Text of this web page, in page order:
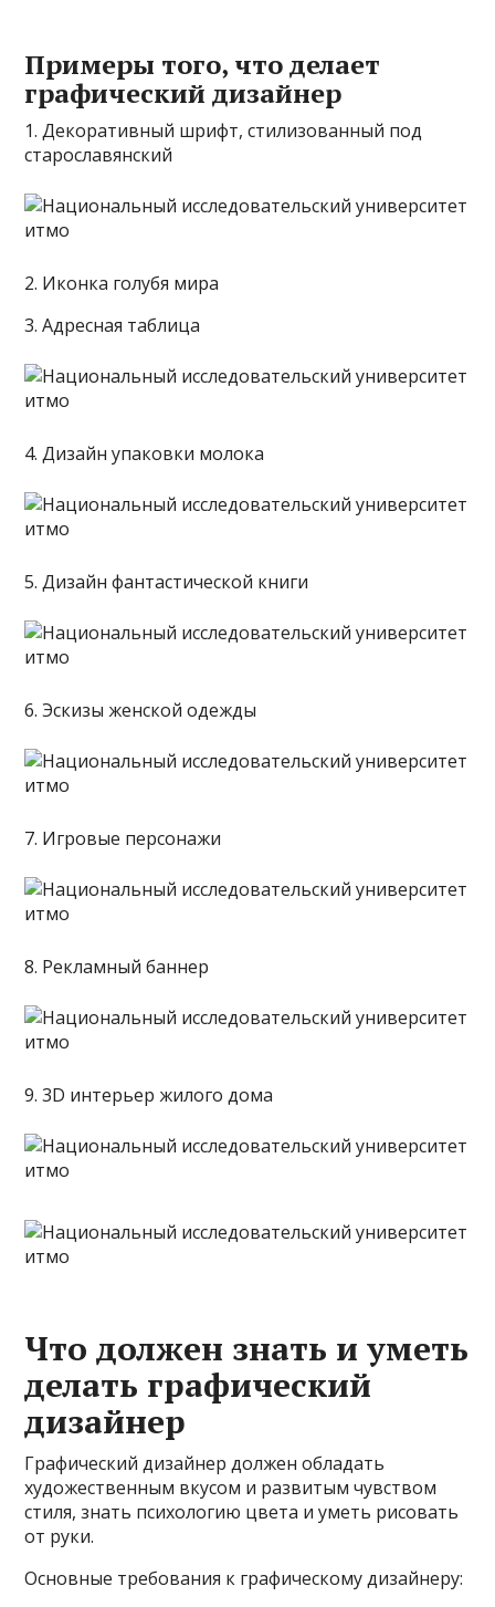
Примеры того, что делает
графический дизайнер
1. Декоративный шрифт, стилизованный под
старославянский
2. Иконка голубя мира
3. Адресная таблица
4. Дизайн упаковки молока
5. Дизайн фантастической книги
6. Эскизы женской одежды
7. Игровые персонажи
8. Рекламный баннер
9. 3D интерьер жилого дома
Что должен знать и уметь
делать графический
дизайнер
Графический дизайнер должен обладать
художественным вкусом и развитым чувством
стиля, знать психологию цвета и уметь рисовать
от руки.
Основные требования к графическому дизайнеру: